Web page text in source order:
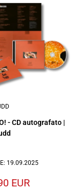
- CD autografato |
19.09.2025
EUR